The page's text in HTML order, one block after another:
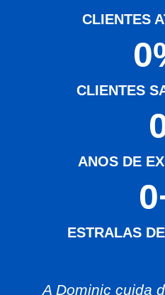
CLIENTES
CLIENTES
0
ANOS DE
ESTRALAS
0
A Dominic cuida